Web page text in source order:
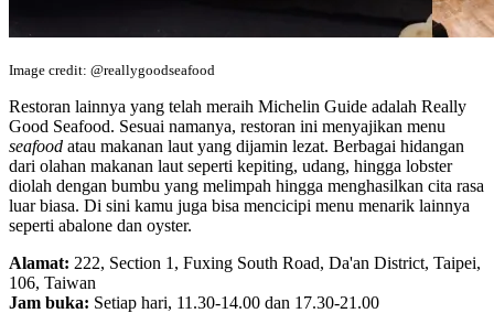
Image credit: @reallygoodseafood
Restoran lainnya yang telah meraih Michelin Guide adalah Really
Good Seafood. Sesuai namanya, restoran ini menyajikan menu
seafood atau makanan laut yang dijamin lezat. Berbagai hidangan
dari olahan makanan laut seperti kepiting, udang, hingga lobster
diolah dengan bumbu yang melimpah hingga menghasilkan cita rasa
luar biasa. Di sini kamu juga bisa mencicipi menu menarik lainnya
seperti abalone dan oyster.
Alamat: 222, Section 1, Fuxing South Road, Da'an District, Taipei,
106, Taiwan
Jam buka: Setiap hari, 11.30-14.00 dan 17.30-21.00